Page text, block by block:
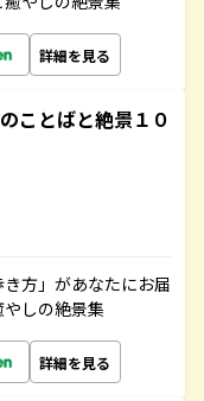
詳細を見る
ことばと絶景１０
方」があなたにお届
しの絶景集
詳細を見る